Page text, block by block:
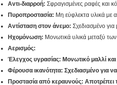
Αντι-διαρροή: Σφραγισμένες ραφές και
Πυροπροστασία: Μη εύφλεκτα υλικά με
Αντίσταση στον άνεμο: Σχεδιασμένο για
Ηχομόνωση: Μονωτικά υλικά μεταξύ
Αερισμός:
Έλεγχος υγρασίας: Μονωτικό μαλλί
Φέρουσα ικανότητα: Σχεδιασμένο για
Προστασία από κεραυνούς: Αποτρέπει